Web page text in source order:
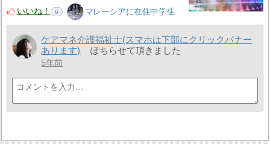
いいね！
6 マレーシアに在住中学生
ケアマネ介護福祉士(スマホは下部にクリックバナー
あります)
ぽちらせて頂きました
5年前